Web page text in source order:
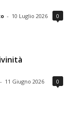
- 10 Luglio 2026 0
- 11 Giugno 2026 0